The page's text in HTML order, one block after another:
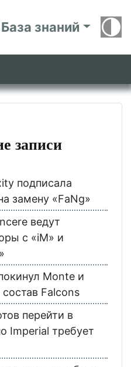
База знаний
записи
подписала
замену «FaNg»
ведут
с «iM» и
Monte и
Falcons
перейти в
Imperial требует